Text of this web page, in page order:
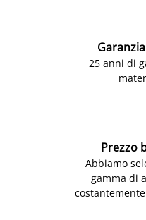
25 anni di
Prezzo
Abbiamo
gamma di